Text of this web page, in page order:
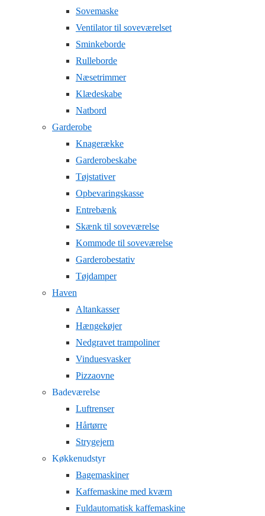
Sovemaske
Ventilator til soveværelset
Sminkeborde
Rulleborde
Næsetrimmer
Klædeskabe
Natbord
Garderobe
Knagerække
Garderobeskabe
Tøjstativer
Opbevaringskasse
Entrebænk
Skænk til soveværelse
Kommode til soveværelse
Garderobestativ
Tøjdamper
Haven
Altankasser
Hængekøjer
Nedgravet trampoliner
Vinduesvasker
Pizzaovne
Badeværelse
Luftrenser
Hårtørre
Strygejern
Køkkenudstyr
Bagemaskiner
Kaffemaskine med kværn
Fuldautomatisk kaffemaskine